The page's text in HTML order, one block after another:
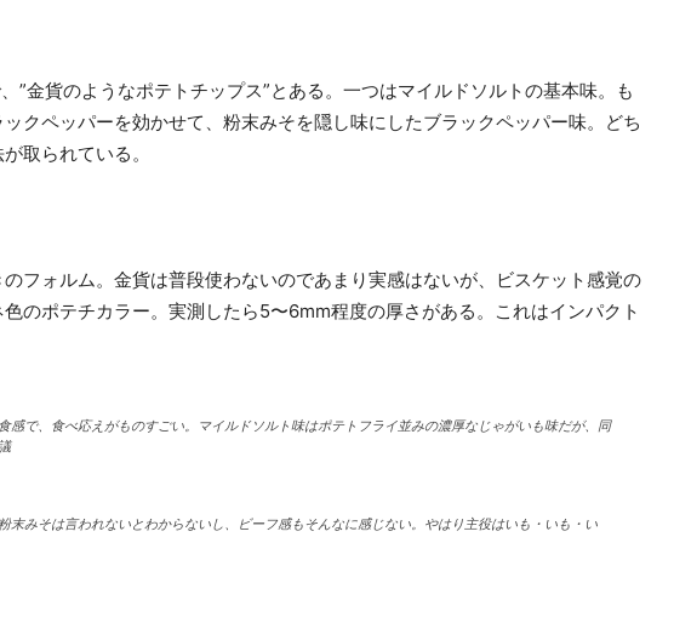
”金貨のようなポテトチップス”とある。一つはマイルドソルトの基本味。も
クペッパーを効かせて、粉末みそを隠し味にしたブラックペッパー味。どち
取られている。
フォルム。金貨は普段使わないのであまり実感はないが、ビスケット感覚の
のポテチカラー。実測したら5〜6mm程度の厚さがある。これはインパクト
感で、食べ応えがものすごい。マイルドソルト味はポテトフライ並みの濃厚なじゃがいも味だが、同
末みそは言われないとわからないし、ビーフ感もそんなに感じない。やはり主役はいも・いも・い